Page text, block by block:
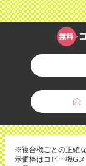
※複合機ごとの正確
示価格はコピー機G